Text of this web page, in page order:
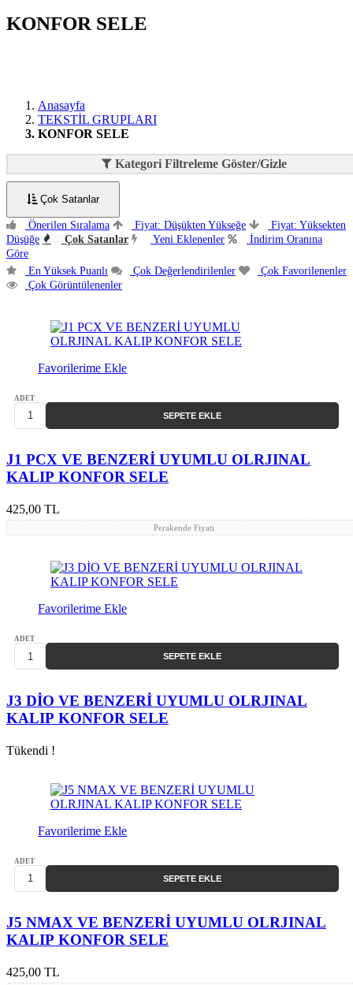
KONFOR SELE
Anasayfa
TEKSTİL GRUPLARI
KONFOR SELE
Kategori Filtreleme Göster/Gizle
Çok Satanlar
Önerilen Sıralama Fiyat: Düşükten Yükseğe
Fiyat: Yüksekten
Düşüğe
Çok Satanlar Yeni Eklenenler
İndirim Oranına
Göre
En Yüksek Puanlı
Çok Değerlendirilenler
Çok Favorilenenler
Çok Görüntülenenler
Favorilerime Ekle
ADET
SEPETE EKLE
J1 PCX VE BENZERİ UYUMLU OLRJINAL
KALIP KONFOR SELE
425,00 TL
Perakende Fiyatı
Favorilerime Ekle
ADET
SEPETE EKLE
J3 DİO VE BENZERİ UYUMLU OLRJINAL
KALIP KONFOR SELE
Tükendi !
Favorilerime Ekle
ADET
SEPETE EKLE
J5 NMAX VE BENZERİ UYUMLU OLRJINAL
KALIP KONFOR SELE
425,00 TL